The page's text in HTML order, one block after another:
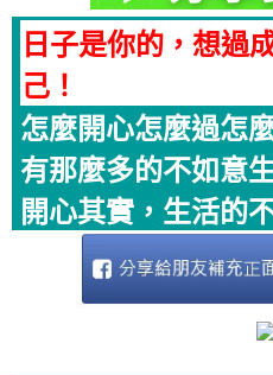
日子是你的，想過
己！
怎麼開心怎麼過怎
有那麼多的不如意
開心其實，生活的